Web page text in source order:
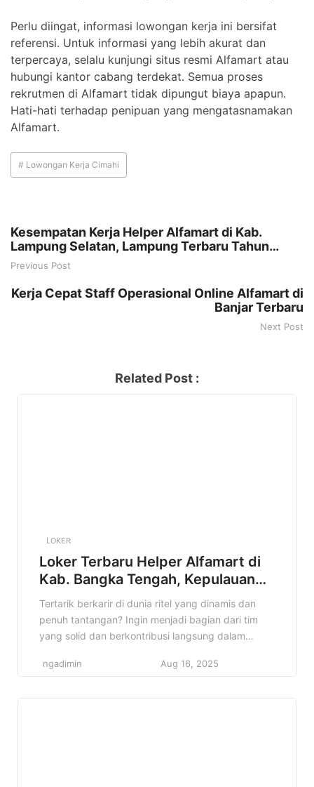
Perlu diingat, informasi lowongan kerja ini bersifat
referensi. Untuk informasi yang lebih akurat dan
terpercaya, selalu kunjungi situs resmi Alfamart atau
hubungi kantor cabang terdekat. Semua proses
rekrutmen di Alfamart tidak dipungut biaya apapun.
Hati-hati terhadap penipuan yang mengatasnamakan
Alfamart.
# Lowongan Kerja Cimahi
Kesempatan Kerja Helper Alfamart di Kab.
Lampung Selatan, Lampung Terbaru Tahun
2025
Previous Post
Kerja Cepat Staff Operasional Online Alfamart di
Banjar Terbaru
Next Post
Related Post :
LOKER
Loker Terbaru Helper Alfamart di
Kab. Bangka Tengah, Kepulauan
Bangka Belitung Terbaru Tahun
2025
Tertarik berkarir di dunia ritel yang dinamis dan
penuh tantangan? Ingin menjadi bagian dari tim
yang solid dan berkontribusi langsung dalam
Helper Alfamart di Kab. Bangka Tengah, Kepulauan
ngadimin Aug 16, 2025